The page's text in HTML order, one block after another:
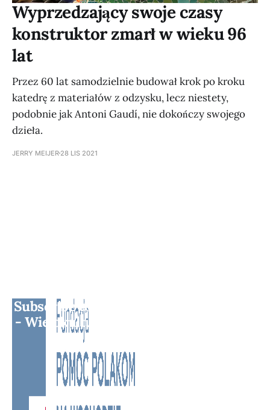
Wyprzedzający swoje czasy
konstruktor zmarł w wieku 96
lat
Przez 60 lat samodzielnie budował krok po kroku
katedrę z materiałów z odzysku, lecz niestety,
podobnie jak Antoni Gaudí, nie dokończy swojego
dzieła.
JERRY MEIJER 28 LIS 2021
Subscribe to BM TV - Bridge Media TV
- Wielokulturowy kanał telewizyjny na